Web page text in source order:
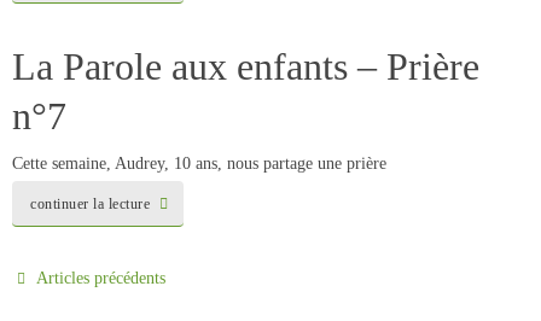
La Parole aux enfants – Prière
n°7
Cette semaine, Audrey, 10 ans, nous partage une prière
continuer la lecture
Articles précédents